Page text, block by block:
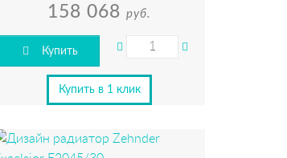
158 068руб.
Купить
Купить в 1 клик